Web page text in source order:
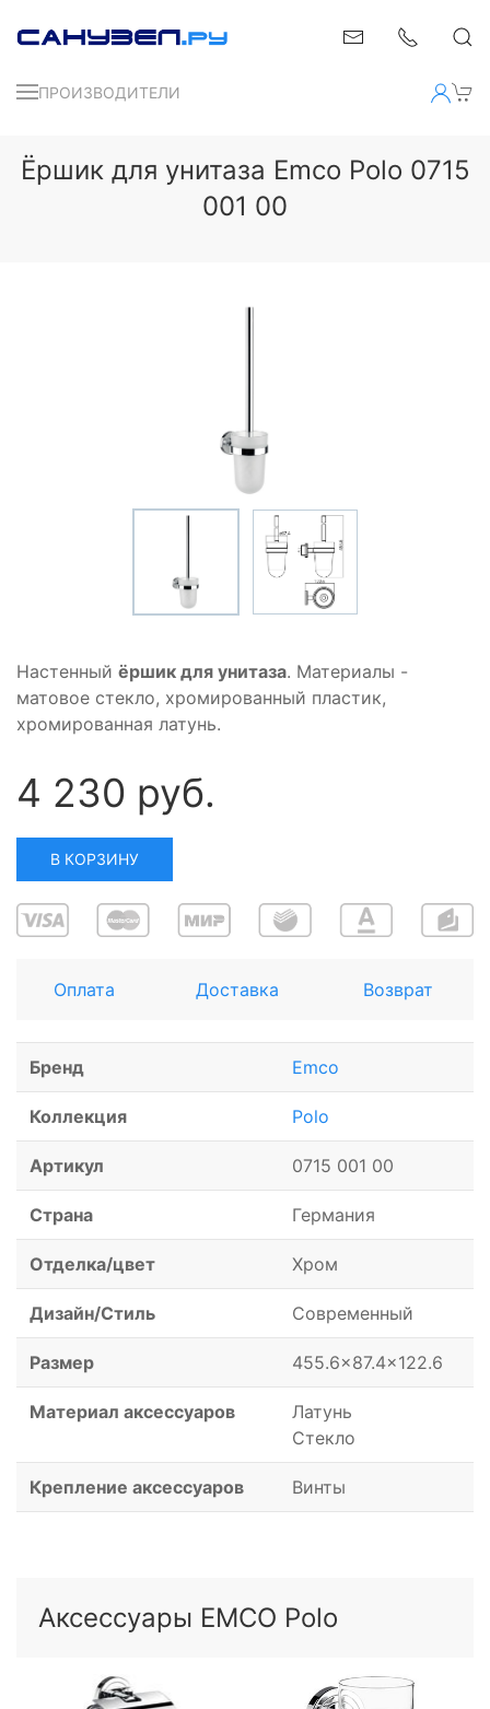
ПРОИЗВОДИТЕЛИ
Ёршик для унитаза Emco Polo 0715
001 00
Настенный ёршик для унитаза. Материалы -
матовое стекло, хромированный пластик,
хромированная латунь.
4 230 руб.
В КОРЗИНУ
Оплата Доставка Возврат
Бренд Emco
Коллекция Polo
Артикул 0715 001 00
Страна Германия
Отделка/цвет Хром
Дизайн/Стиль Современный
Размер 455.6x87.4x122.6
Материал аксессуаров
Латунь
Стекло
Крепление аксессуаров Винты
Аксессуары EMCO Polo